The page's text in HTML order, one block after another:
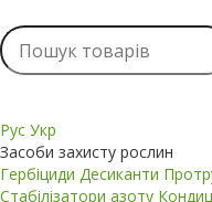
Рус Укр
Засоби захисту рослин
Гербіциди Десиканти
Стабілізатори азоту